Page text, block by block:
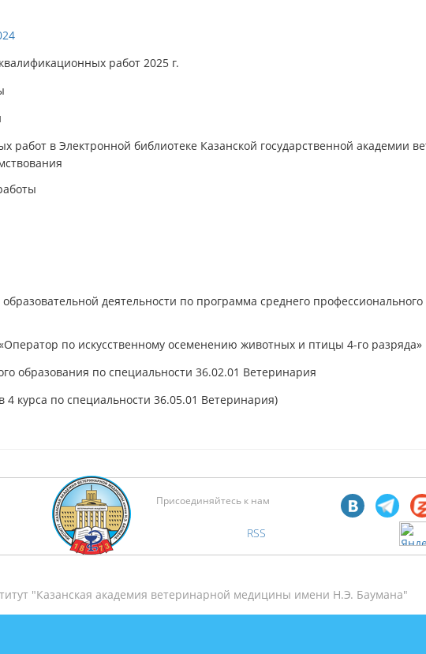
работ 2025 г.
в Электронной библиотеке Казанской государственной академии
деятельности по программа среднего профессионального
по искусственному осеменению животных и птицы 4-го разряда»
образования по специальности 36.02.01 Ветеринария
4 курса по специальности 36.05.01 Ветеринария)
Присоединяйтесь к нам
RSS
"Казанская академия ветеринарной медицины имени Н.Э. Баумана"